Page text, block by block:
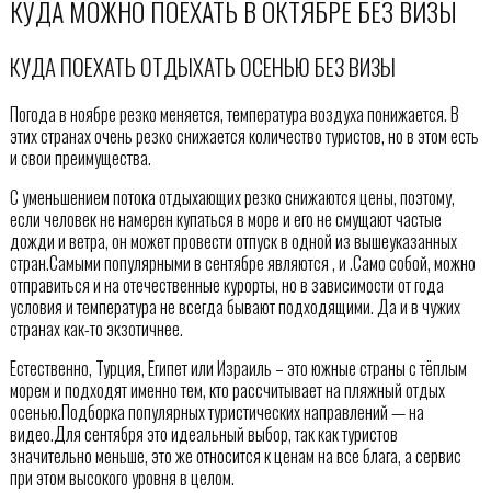
КУДА МОЖНО ПОЕХАТЬ В ОКТЯБРЕ БЕЗ ВИЗЫ
КУДА ПОЕХАТЬ ОТДЫХАТЬ ОСЕНЬЮ БЕЗ ВИЗЫ
Погода в ноябре резко меняется, температура воздуха понижается. В
этих странах очень резко снижается количество туристов, но в этом есть
и свои преимущества.
С уменьшением потока отдыхающих резко снижаются цены, поэтому,
если человек не намерен купаться в море и его не смущают частые
дожди и ветра, он может провести отпуск в одной из вышеуказанных
стран.Самыми популярными в сентябре являются , и .Само собой, можно
отправиться и на отечественные курорты, но в зависимости от года
условия и температура не всегда бывают подходящими. Да и в чужих
странах как-то экзотичнее.
Естественно, Турция, Египет или Израиль – это южные страны с тёплым
морем и подходят именно тем, кто рассчитывает на пляжный отдых
осенью.Подборка популярных туристических направлений — на
видео.Для сентября это идеальный выбор, так как туристов
значительно меньше, это же относится к ценам на все блага, а сервис
при этом высокого уровня в целом.